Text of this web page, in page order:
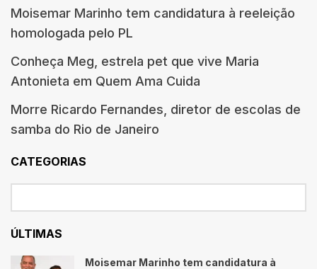
Moisemar Marinho tem candidatura à reeleição
homologada pelo PL
Conheça Meg, estrela pet que vive Maria
Antonieta em Quem Ama Cuida
Morre Ricardo Fernandes, diretor de escolas de
samba do Rio de Janeiro
CATEGORIAS
ÚLTIMAS
Moisemar Marinho tem candidatura à